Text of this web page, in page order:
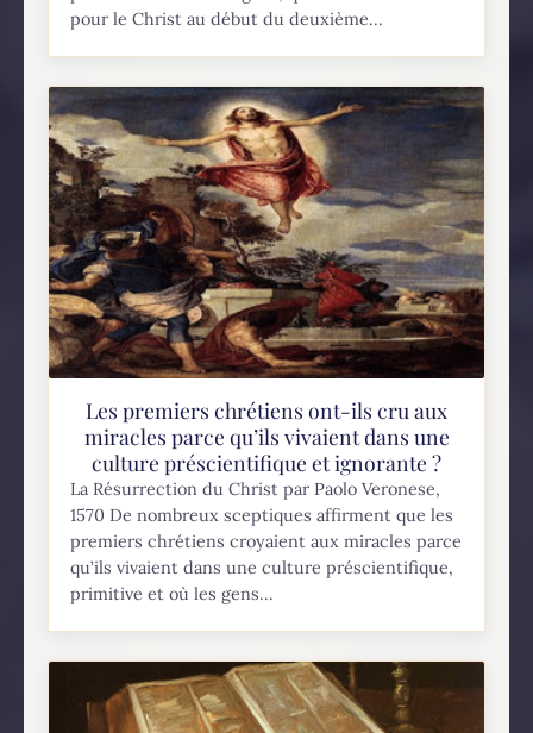
pour le Christ au début du deuxième...
Les premiers chrétiens ont-ils cru aux
miracles parce qu’ils vivaient dans une
culture préscientifique et ignorante ?
La Résurrection du Christ par Paolo Veronese,
1570 De nombreux sceptiques affirment que les
premiers chrétiens croyaient aux miracles parce
qu’ils vivaient dans une culture préscientifique,
primitive et où les gens...